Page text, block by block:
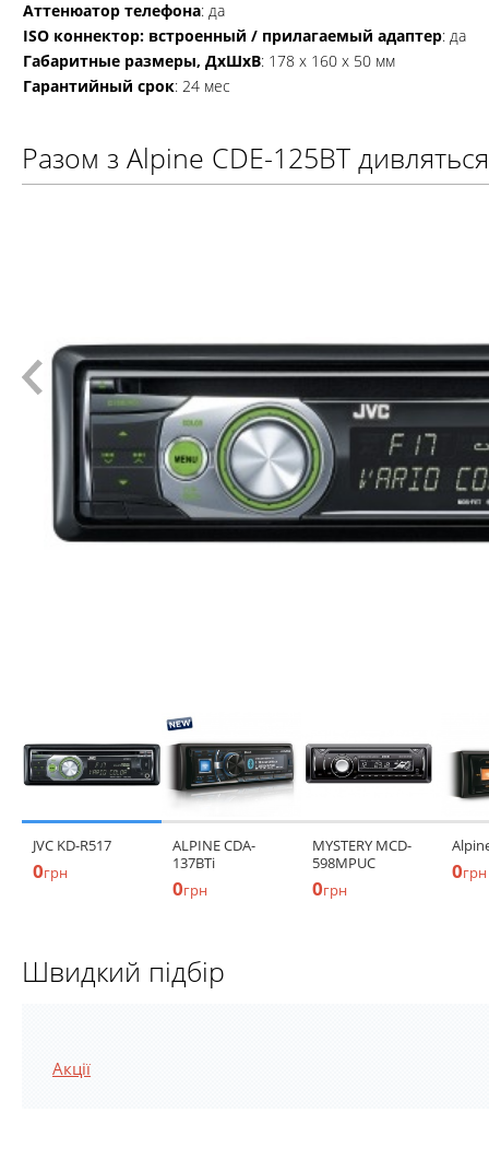
Аттенюатор телефона: да
ISO коннектор: встроенный / прилагаемый адаптер: да
Габаритные размеры, ДxШxВ: 178 х 160 х 50 мм
Гарантийный срок: 24 мес
Разом з Alpine CDE-125BT дивляться
JVC KD-R517
0грн
ALPINE CDA-
137BTi
0грн
MYSTERY MCD-
598MPUС
0грн
0грн
Швидкий підбір
Акції